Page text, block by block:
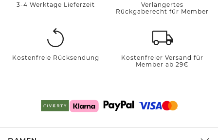
3-4 Werktage Lieferzeit
Verlängertes
Rückgaberecht für Member
Kostenfreie Rücksendung
Kostenfreier Versand für
Member ab 29€